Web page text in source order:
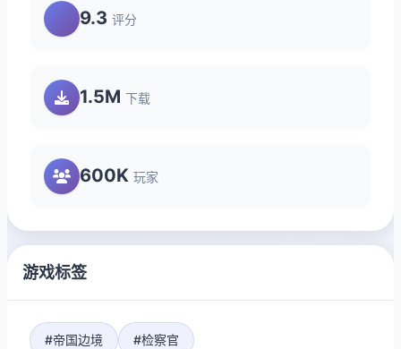
9.3 评分
1.5M 下载
600K 玩家
游戏标签
#帝国边境 #检察官